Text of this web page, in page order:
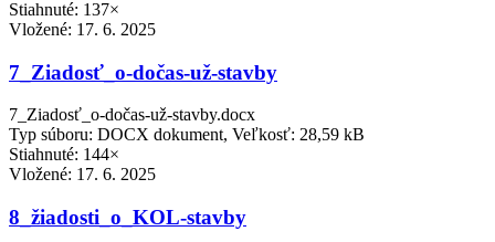
Stiahnuté: 137×
Vložené: 17. 6. 2025
7_Ziadosť_o-dočas-už-stavby
7_Ziadosť_o-dočas-už-stavby.docx
Typ súboru: DOCX dokument, Veľkosť: 28,59 kB
Stiahnuté: 144×
Vložené: 17. 6. 2025
8_žiadosti_o_KOL-stavby